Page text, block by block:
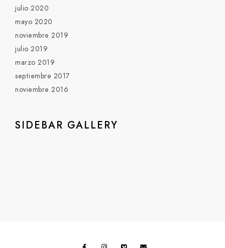
julio 2020
mayo 2020
noviembre 2019
julio 2019
marzo 2019
septiembre 2017
noviembre 2016
SIDEBAR GALLERY